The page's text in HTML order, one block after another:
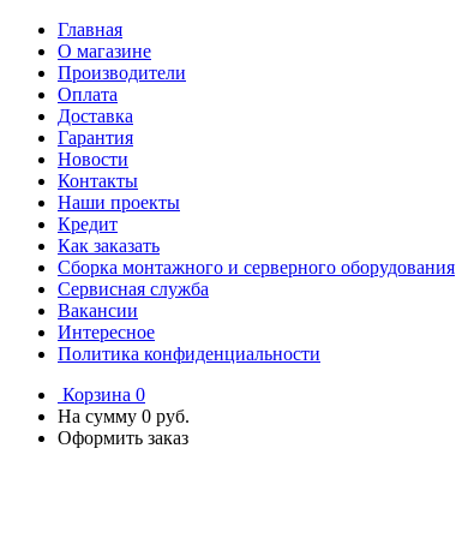
Главная
О магазине
Производители
Оплата
Доставка
Гарантия
Новости
Контакты
Наши проекты
Кредит
Как заказать
Сборка монтажного и серверного оборудования
Сервисная служба
Вакансии
Интересное
Политика конфиденциальности
Корзина 0
На сумму 0 руб.
Оформить заказ